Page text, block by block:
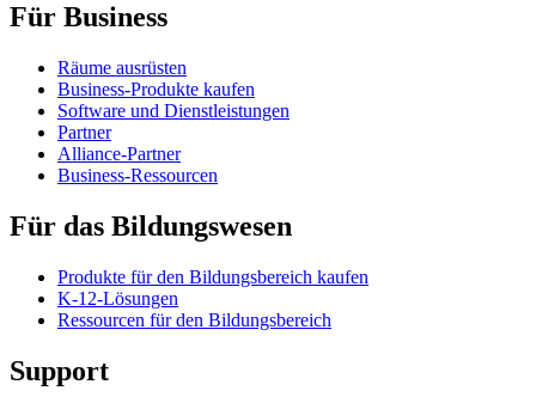
Für Business
Räume ausrüsten
Business-Produkte kaufen
Software und Dienstleistungen
Partner
Alliance-Partner
Business-Ressourcen
Für das Bildungswesen
Produkte für den Bildungsbereich kaufen
K-12-Lösungen
Ressourcen für den Bildungsbereich
Support